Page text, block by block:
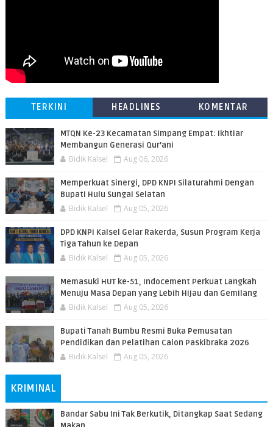
TERKINI HEADLINES KOMENTAR
MTQN Ke-23 Kecamatan Simpang Empat: Ikhtiar
Membangun Generasi Qur’ani
Bidik Kalsel Aug 06, 2026
Memperkuat Sinergi, DPD KNPI Silaturahmi Dengan
Bupati Hulu Sungai Selatan
Bidik Kalsel Aug 05, 2026
DPD KNPI Kalsel Gelar Rakerda, Susun Program Kerja
Tiga Tahun ke Depan
Bidik Kalsel Aug 05, 2026
Memasuki HUT ke-51, Indocement Perkuat Langkah
Menuju Masa Depan yang Lebih Hijau dan Gemilang
Bidik Kalsel Aug 05, 2026
Bupati Tanah Bumbu Resmi Buka Pemusatan
Pendidikan dan Pelatihan Calon Paskibraka 2026
Bidik Kalsel Aug 05, 2026
KRIMINAL
Bandar Sabu Ini Tak Berkutik, Ditangkap Saat Sedang